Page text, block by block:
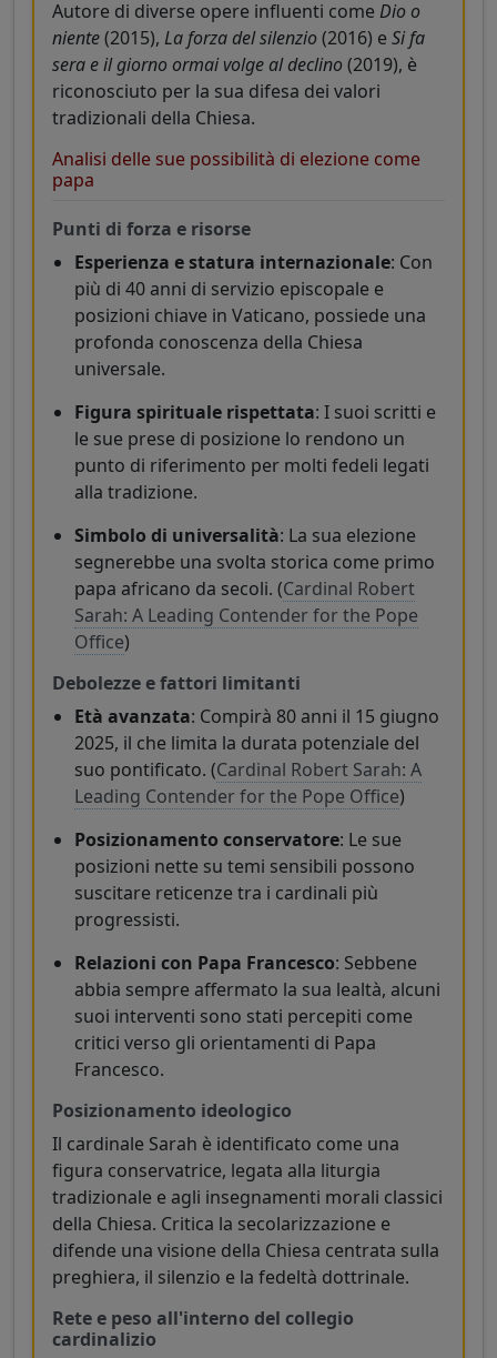
Autore di diverse opere influenti come Dio o
niente(2015), La forza del silenzio(2016) e Si fa
sera e il giorno ormai volge al declino(2019), è
riconosciuto per la sua difesa dei valori
tradizionali della Chiesa.
Analisi delle sue possibilità di elezione come
papa
Punti di forza e risorse
Esperienza e statura internazionale: Con
più di 40 anni di servizio episcopale e
posizioni chiave in Vaticano, possiede una
profonda conoscenza della Chiesa
universale.
Figura spirituale rispettata: I suoi scritti e
le sue prese di posizione lo rendono un
punto di riferimento per molti fedeli legati
alla tradizione.
Simbolo di universalità: La sua elezione
segnerebbe una svolta storica come primo
papa africano da secoli. (Cardinal Robert
Sarah: A Leading Contender for the Pope
Office)
Debolezze e fattori limitanti
Età avanzata: Compirà 80 anni il 15 giugno
2025, il che limita la durata potenziale del
suo pontificato. (Cardinal Robert Sarah: A
Leading Contender for the Pope Office)
Posizionamento conservatore: Le sue
posizioni nette su temi sensibili possono
suscitare reticenze tra i cardinali più
progressisti.
Relazioni con Papa Francesco: Sebbene
abbia sempre affermato la sua lealtà, alcuni
suoi interventi sono stati percepiti come
critici verso gli orientamenti di Papa
Francesco.
Posizionamento ideologico
Il cardinale Sarah è identificato come una
figura conservatrice, legata alla liturgia
tradizionale e agli insegnamenti morali classici
della Chiesa. Critica la secolarizzazione e
difende una visione della Chiesa centrata sulla
preghiera, il silenzio e la fedeltà dottrinale.
Rete e peso all'interno del collegio
cardinalizio